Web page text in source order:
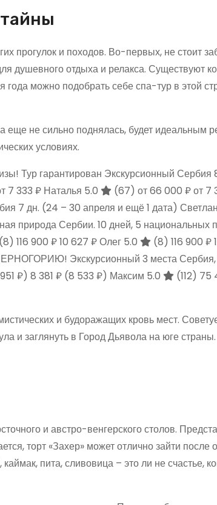
прогулок и походов. Во-первых, не стоит
душевного отдыха и релакса. Существуют
можно подобрать себе спа-тур в этой
не сильно поднялась, будет идеальным
условиях.
Тур гарантирован Экскурсионный Сербия
7 333 ₽ Наталья 5.0 (67) от 66 000 ₽от 7
7 дн. (24 – 30 апреля и ещё 1 дата)
природа Сербии. 10 дней, 5 национальных
(8) 116 900 ₽10 627 ₽Олег 5.0 (8) 116 900 ₽
Экскурсионный 3 места Сербия,
₽) 8 381 ₽ (8 533 ₽) Максим 5.0 (112) 75
и будоражащих кровь мест.
и заглянуть в Город Дьявола на юге страны.
и австро-венгерского столов.
торт «Захер» может отлично зайти после
пита, сливовица – это ли не счастье,